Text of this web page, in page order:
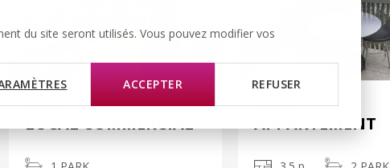
du site seront utilisés. Vous pouvez modifier vos
ACCEPTER REFUSER
Coppet
LOCAL COMMERCIAL
Tannay
APPARTEMENT